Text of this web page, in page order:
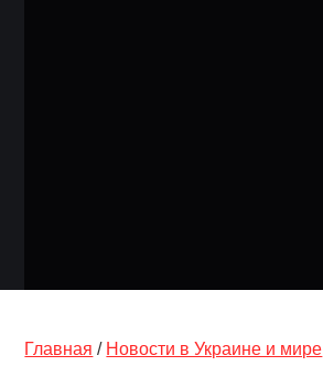
Главная / Новости в Украине и мире